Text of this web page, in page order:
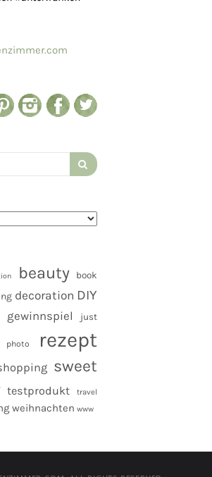
beauty
book
decoration DIY
gewinnspiel just
photo rezept
sweet
testprodukt travel
weihnachten www